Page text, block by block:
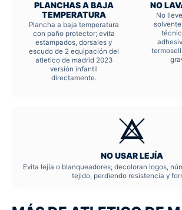
PLANCHAS A BAJA
TEMPERATURA
Plancha a baja temperatura
con paño protector; evita
estampados, dorsales y
escudo de 2 equipación del
atletico de madrid 2023
versión infantil
directamente.
NO
No
NO USAR LEJÍA
Evita lejía o blanqueadores; decoloran logos,
tejido, perdiendo resistencia y